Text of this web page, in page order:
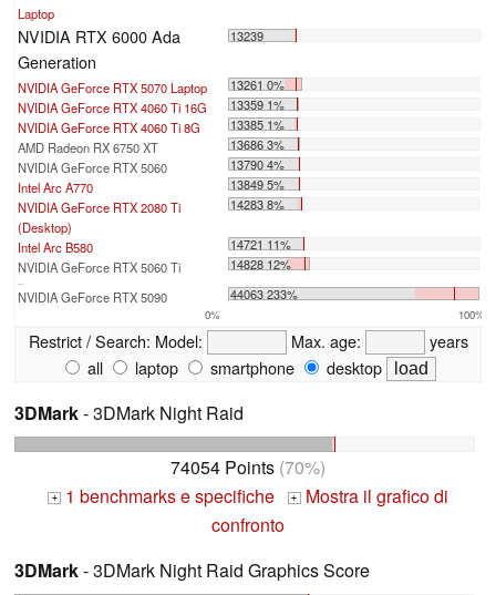
Laptop
NVIDIA RTX 6000 Ada
Generation
13239
NVIDIA GeForce RTX 5070 Laptop
13261 0%
NVIDIA GeForce RTX 4060 Ti 16G
13359 1%
NVIDIA GeForce RTX 4060 Ti 8G
13385 1%
AMD Radeon RX 6750 XT
13686 3%
NVIDIA GeForce RTX 5060
13790 4%
Intel Arc A770
13849 5%
NVIDIA GeForce RTX 2080 Ti
(Desktop)
14283 8%
Intel Arc B580
14721 11%
NVIDIA GeForce RTX 5060 Ti
14828 12%
...
NVIDIA GeForce RTX 5090 44063 233%
0% 100%
Restrict / Search: Model: Max. age:
years
all
laptop smartphone desktop
3DMark- 3DMark Night Raid
74054 Points (70%)
+ 1 benchmarks e specifiche + Mostra il grafico di
confronto
3DMark- 3DMark Night Raid Graphics Score